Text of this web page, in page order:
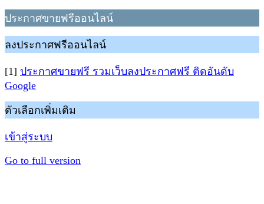
ประกาศขายฟรีออนไลน์
ลงประกาศฟรีออนไลน์
[1] ประกาศขายฟรี รวมเว็บลงประกาศฟรี ติดอันดับ
Google
ตัวเลือกเพิ่มเติม
เข้าสู่ระบบ
Go to full version